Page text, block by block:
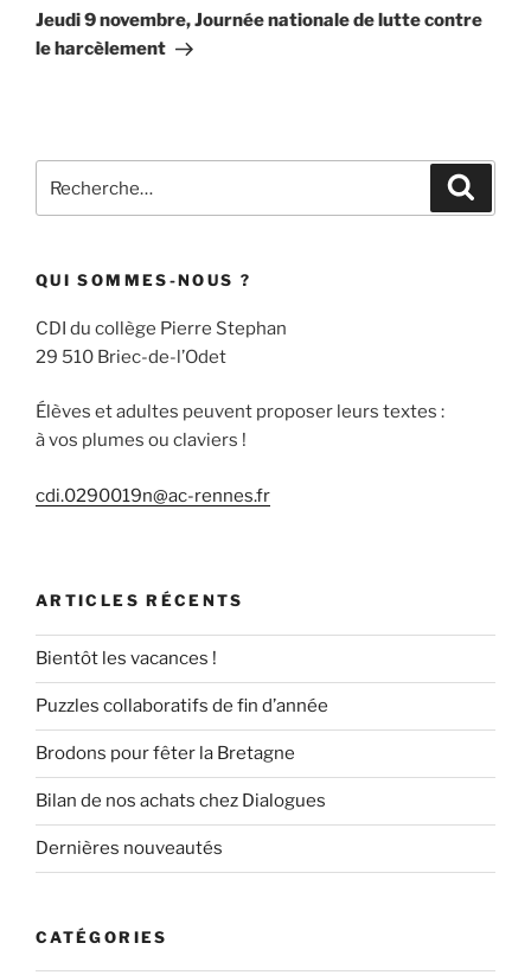
suivant
Jeudi 9 novembre, Journée nationale de lutte contre
le harcèlement
pour
QUI SOMMES-NOUS ?
CDI du collège Pierre Stephan
29 510 Briec-de-l’Odet
Élèves et adultes peuvent proposer leurs textes :
à vos plumes ou claviers !
cdi.0290019n@ac-rennes.fr
ARTICLES RÉCENTS
Bientôt les vacances !
Puzzles collaboratifs de fin d’année
Brodons pour fêter la Bretagne
Bilan de nos achats chez Dialogues
Dernières nouveautés
CATÉGORIES